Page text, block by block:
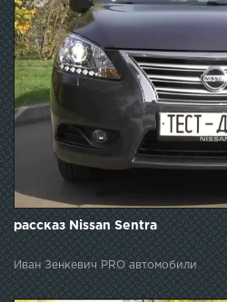
рассказ Nissan Sentra
Иван Зенкевич PRO автомобили